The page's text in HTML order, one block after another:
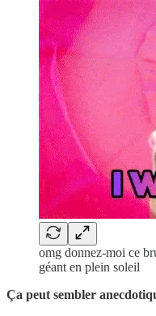
omg donnez-moi ce
géant en plein soleil
Ça peut sembler